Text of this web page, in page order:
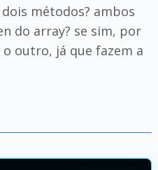
métodos? ambos
do array? se sim, por
outro, já que fazem a